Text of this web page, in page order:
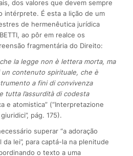
dos valores que devem sempre
intérprete. É esta a lição de um
de hermenêutica jurídica
ao pôr em realce os
fragmentária do Direito:
la legge non è lettera morta, ma
contenuto spirituale, che è
a fini di convivenza
tutta l’assurdità di codesta
e atomistica” (“Interpretazione
pág. 175).
superar “a adoração
lei”, para captá-la na plenitude
o texto a uma